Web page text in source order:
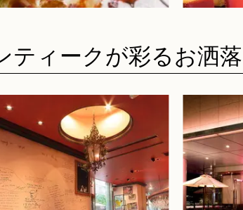
新緑のテ
入ワイン
季節の風
全天候型
りのビー
喫できます
は最大100名様まで貸切OK！
広々とした店内は、大人数での
ティーに最適。歓送迎会や結婚
会など、幅広いシーンでご利用
す。
ティークが彩るお洒